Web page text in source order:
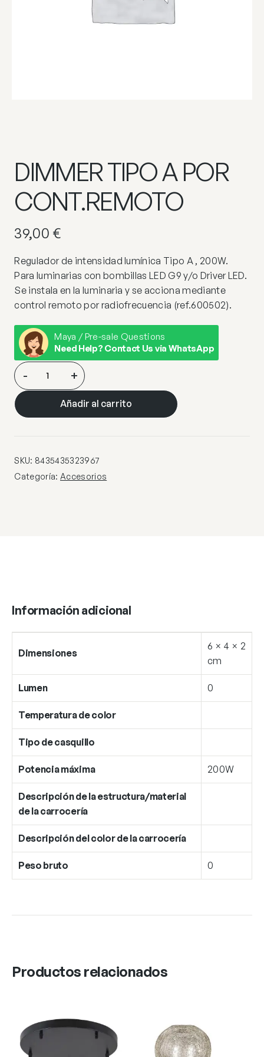
DIMMER TIPO A POR
CONT.REMOTO
39,00 €
Regulador de intensidad lumínica Tipo A , 200W.
Para luminarias con bombillas LED G9 y/o Driver LED.
Se instala en la luminaria y se acciona mediante
control remoto por radiofrecuencia (ref.600502).
Maya / Pre-sale Questions
Need Help? Contact Us via WhatsApp
DIMMER
TIPO
A
POR
- +
Añadir al carrito
SKU: 8435435323967
Categoría: Accesorios
Información adicional
Dimensiones
6 × 4 × 2
cm
Lumen 0
Temperatura de color
Tipo de casquillo
Potencia máxima 200W
Descripción de la estructura/material
de la carrocería
Descripción del color de la carrocería
Peso bruto 0
Productos relacionados